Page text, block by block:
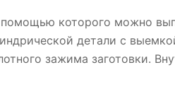
которого можно
детали с
зажима заготовки.